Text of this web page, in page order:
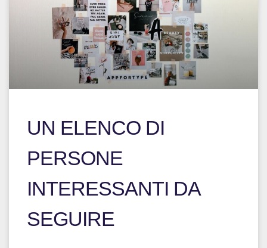
UN ELENCO DI
PERSONE
INTERESSANTI DA
SEGUIRE